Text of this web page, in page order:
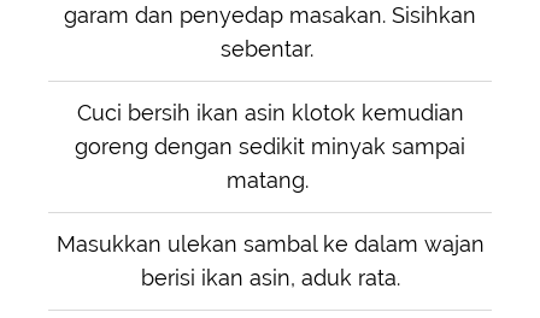
garam dan penyedap masakan. Sisihkan
sebentar.
Cuci bersih ikan asin klotok kemudian
goreng dengan sedikit minyak sampai
matang.
Masukkan ulekan sambal ke dalam wajan
berisi ikan asin, aduk rata.